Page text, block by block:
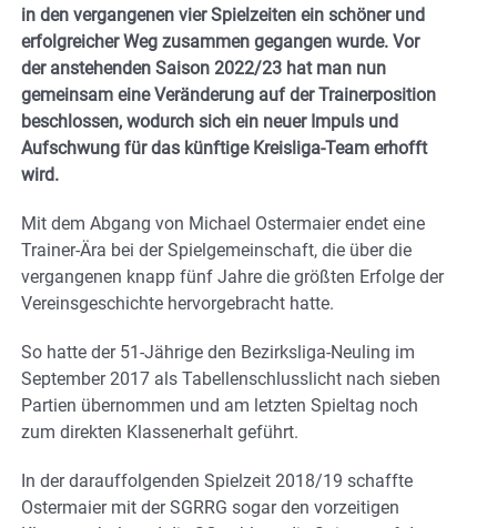
in den vergangenen vier Spielzeiten ein schöner und
erfolgreicher Weg zusammen gegangen wurde. Vor
der anstehenden Saison 2022/23 hat man nun
gemeinsam eine Veränderung auf der Trainerposition
beschlossen, wodurch sich ein neuer Impuls und
Aufschwung für das künftige Kreisliga-Team erhofft
wird.
Mit dem Abgang von Michael Ostermaier endet eine
Trainer-Ära bei der Spielgemeinschaft, die über die
vergangenen knapp fünf Jahre die größten Erfolge der
Vereinsgeschichte hervorgebracht hatte.
So hatte der 51-Jährige den Bezirksliga-Neuling im
September 2017 als Tabellenschlusslicht nach sieben
Partien übernommen und am letzten Spieltag noch
zum direkten Klassenerhalt geführt.
In der darauffolgenden Spielzeit 2018/19 schaffte
Ostermaier mit der SGRRG sogar den vorzeitigen